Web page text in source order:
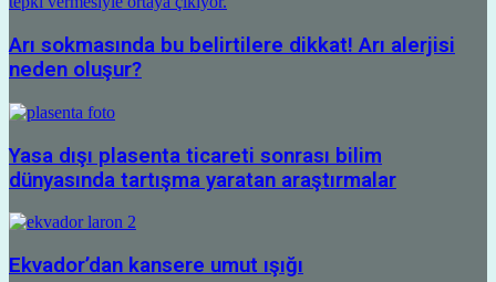
Arı sokmasında bu belirtilere dikkat! Arı alerjisi
neden oluşur?
Yasa dışı plasenta ticareti sonrası bilim
dünyasında tartışma yaratan araştırmalar
Ekvador’dan kansere umut ışığı